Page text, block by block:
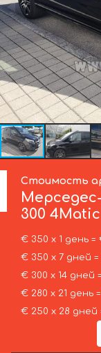
Стоимость
300
€ 350 х 1 день
€ 350 х 7 дней
€ 300 х 14 дней
€ 280 х 21 день
€ 250 х 28 дней